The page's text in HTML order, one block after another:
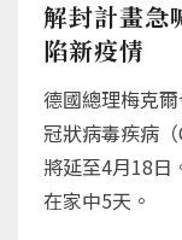
解封計畫急
陷新疫情
德國總理梅克
冠狀病毒疾病
將延至4月18日
在家中5天。